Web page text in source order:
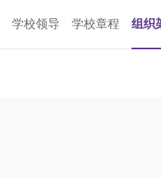
学校领导 学校章程 组织